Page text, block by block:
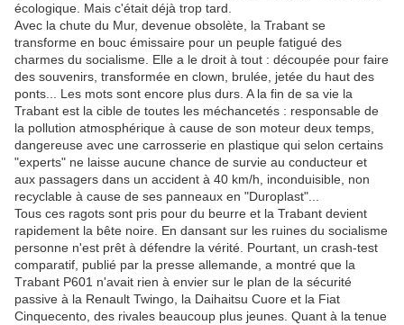
écologique. Mais c'était déjà trop tard.
Avec la chute du Mur, devenue obsolète, la Trabant se
transforme en bouc émissaire pour un peuple fatigué des
charmes du socialisme. Elle a le droit à tout : découpée pour faire
des souvenirs, transformée en clown, brulée, jetée du haut des
ponts... Les mots sont encore plus durs. A la fin de sa vie la
Trabant est la cible de toutes les méchancetés : responsable de
la pollution atmosphérique à cause de son moteur deux temps,
dangereuse avec une carrosserie en plastique qui selon certains
"experts" ne laisse aucune chance de survie au conducteur et
aux passagers dans un accident à 40 km/h, inconduisible, non
recyclable à cause de ses panneaux en "Duroplast"...
Tous ces ragots sont pris pour du beurre et la Trabant devient
rapidement la bête noire. En dansant sur les ruines du socialisme
personne n'est prêt à défendre la vérité. Pourtant, un crash-test
comparatif, publié par la presse allemande, a montré que la
Trabant P601 n'avait rien à envier sur le plan de la sécurité
passive à la Renault Twingo, la Daihaitsu Cuore et la Fiat
Cinquecento, des rivales beaucoup plus jeunes. Quant à la tenue